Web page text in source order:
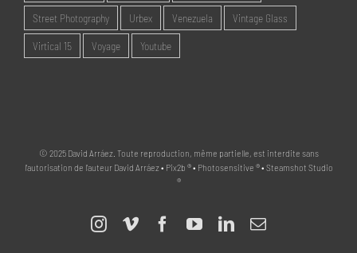
Street Photography Urbex Venezuela Vintage Glass
Virtical 15 Voyage Youtube
© 2025 David Arráez. Toute reproduction, même partielle, est interdite sans
l'autorisation de l'auteur David Arráez • Pix2b ® • Photosensitive ® • Steamshot Studio
®
Instagram
Vimeo Facebook
YouTubeLinkedIn
Email